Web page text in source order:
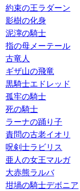
約束の王ラダーン
影樹の化身
泥濘の騎士
指の母メーテール
古竜人
ギザ山の飛竜
黒騎士エドレッド
孤牢の騎士
死の騎士
ラーナの踊り子
責問の古老イオリ
呪剣士ラビリス
亜人の女王マルガ
大赤熊ラルバ
坩堝の騎士デボニア